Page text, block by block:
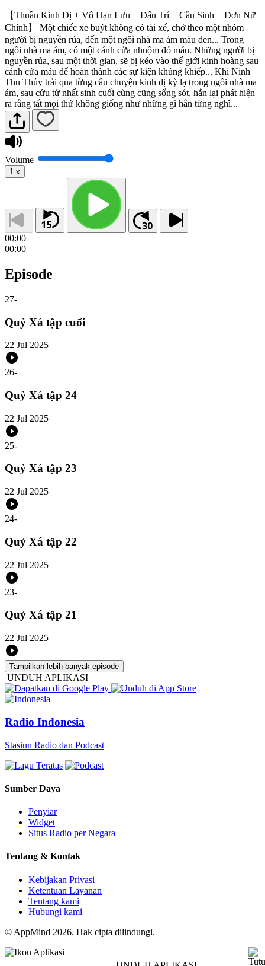
【Thuần Kinh Dị + Vô Hạn Lưu + Đấu Trí + Cầu Sinh + Đơn Nữ
Chính】 Một chiếc xe buýt không có tài xế, chở theo một nhóm
người bị nguyền rủa, đến một ngôi nhà ma ám màu đen... Trong
ngôi nhà ma ám, có một cánh cửa nhuộm đỏ máu. Những người bị
nguyền rủa, sau một thời gian, sẽ bị kéo vào thế giới kinh hoàng sau
cánh cửa máu để hoàn thành các sự kiện khủng khiếp... Khi Ninh
Thu Thủy trải qua từng câu chuyện kinh dị kỳ lạ trong ngôi nhà ma
ám, sau cửu tử nhất sinh cuối cùng cũng sống sót, hắn lại phát hiện
ra rằng tất mọi thứ không giống như những gì hắn từng nghĩ...
Volume
1 x
00:00
00:00
Episode
27-
Quỷ Xá tập cuối
22 Jul 2025
26-
Quỷ Xá tập 24
22 Jul 2025
25-
Quỷ Xá tập 23
22 Jul 2025
24-
Quỷ Xá tập 22
22 Jul 2025
23-
Quỷ Xá tập 21
22 Jul 2025
Tampilkan lebih banyak episode
UNDUH APLIKASI
Radio Indonesia
Stasiun Radio dan Podcast
Sumber Daya
Penyiar
Widget
Situs Radio per Negara
Tentang & Kontak
Kebijakan Privasi
Ketentuan Layanan
Tentang kami
Hubungi kami
© AppMind 2026. Hak cipta dilindungi.